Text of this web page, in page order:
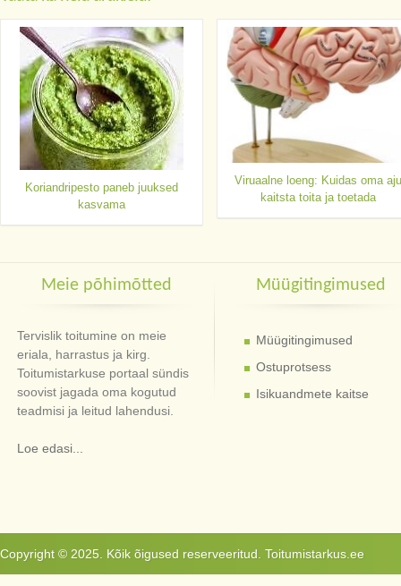
Koriandripesto paneb juuksed
kasvama
Viruaalne loeng: Kuidas oma aju
kaitsta toita ja toetada
Meie põhimõtted
Tervislik toitumine on meie
eriala, harrastus ja kirg.
Toitumistarkuse portaal sündis
soovist jagada oma kogutud
teadmisi ja leitud lahendusi.
Loe edasi...
Müügitingimused
Müügitingimused
Ostuprotsess
Isikuandmete kaitse
Copyright © 2025. Kõik õigused reserveeritud. Toitumistarkus.ee